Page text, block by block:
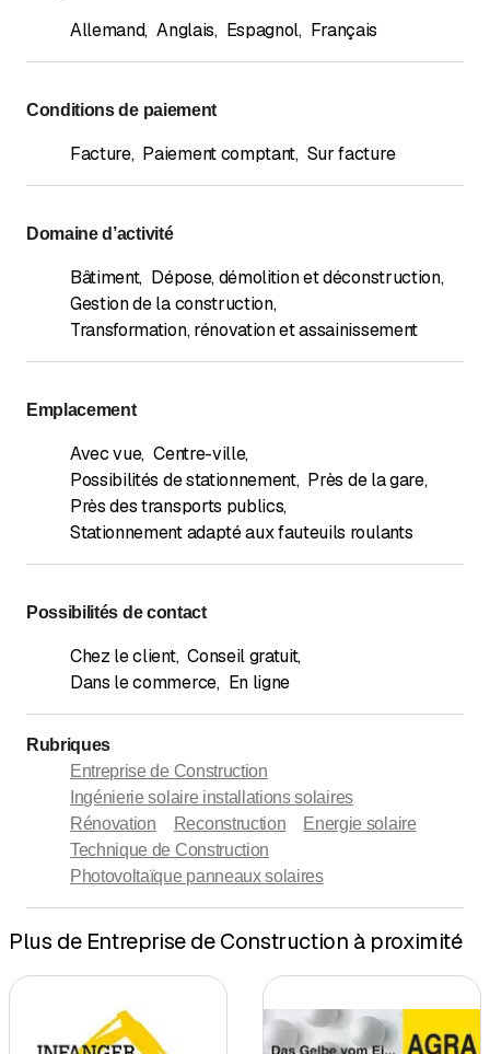
Allemand, Anglais, Espagnol, Français
Conditions de paiement
Facture, Paiement comptant, Sur facture
Domaine d’activité
Bâtiment, Dépose, démolition et déconstruction,
Gestion de la construction,
Transformation, rénovation et assainissement
Emplacement
Avec vue, Centre-ville,
Possibilités de stationnement, Près de la gare,
Près des transports publics,
Stationnement adapté aux fauteuils roulants
Possibilités de contact
Chez le client, Conseil gratuit,
Dans le commerce, En ligne
Rubriques
Entreprise de Construction
Ingénierie solaire installations solaires
Rénovation
Reconstruction
Energie solaire
Technique de Construction
Photovoltaïque panneaux solaires
Plus de Entreprise de Construction à proximité